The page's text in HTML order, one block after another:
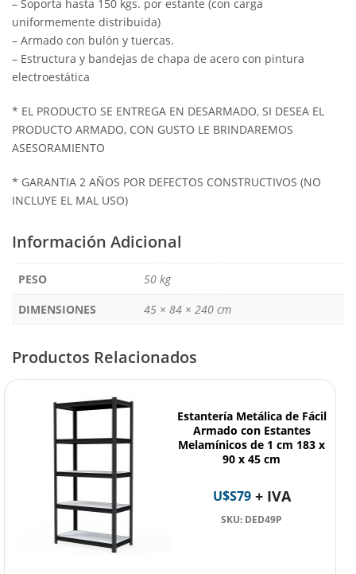
– Soporta hasta 150 kgs. por estante (con carga
uniformemente distribuida)
– Armado con bulón y tuercas.
– Estructura y bandejas de chapa de acero con pintura
electroestática
* EL PRODUCTO SE ENTREGA EN DESARMADO, SI DESEA EL
PRODUCTO ARMADO, CON GUSTO LE BRINDAREMOS
ASESORAMIENTO
* GARANTIA 2 AÑOS POR DEFECTOS CONSTRUCTIVOS (NO
INCLUYE EL MAL USO)
Información Adicional
PESO
50 kg
DIMENSIONES
45 × 84 × 240 cm
Productos Relacionados
Estantería Metálica de Fácil
Armado con Estantes
Melamínicos de 1 cm 183 x
90 x 45 cm
U$S79+ IVA
SKU: DED49P